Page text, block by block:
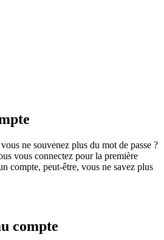
ne souvenez plus du mot de passe ?
vous connectez pour la première
compte, peut-être, vous ne savez plus
compte